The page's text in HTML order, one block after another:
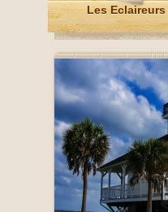
Les Eclaireurs